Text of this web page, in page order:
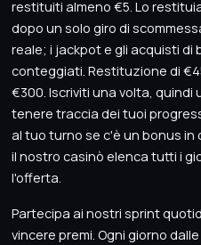
restituiti almeno €5. Lo
dopo un solo giro di
reale; i jackpot e gli acquisti di
conteggiati. Restituzione di
€300. Iscriviti una volta, quindi
tenere traccia dei tuoi
al tuo turno se c'è un bonus in
il nostro casinò elenca tutti i
l'offerta.
Partecipa ai nostri sprint
vincere premi. Ogni giorno